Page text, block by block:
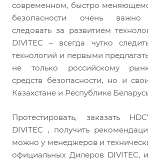
современном, быстро
безопасности очень важно
следовать за развитием
DIVITEC – всегда чутко
технологий и первыми
не только российскому
средств безопасности, но и
Казахстане и Республике
Протестировать, заказать
DIVITEC , получить
можно у менеджеров и
официальных Дилеров DIVITEC,